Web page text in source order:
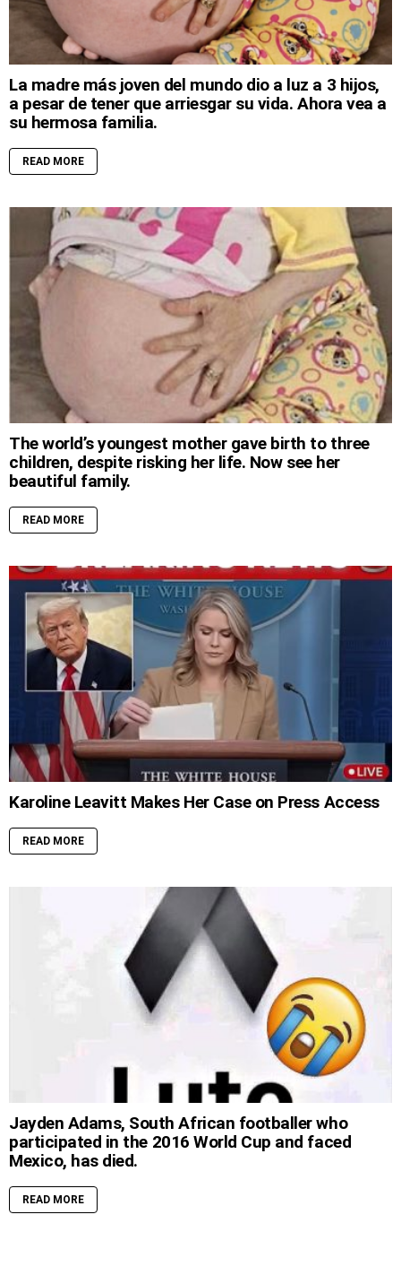
La madre más joven del mundo dio a luz a 3 hijos,
a pesar de tener que arriesgar su vida. Ahora vea a
su hermosa familia.
READ MORE
The world’s youngest mother gave birth to three
children, despite risking her life. Now see her
beautiful family.
READ MORE
Karoline Leavitt Makes Her Case on Press Access
READ MORE
Jayden Adams, South African footballer who
participated in the 2016 World Cup and faced
Mexico, has died.
READ MORE